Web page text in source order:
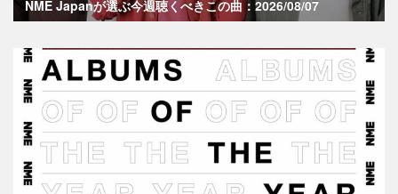
NME Japanが選ぶ今週聴くべきこの曲：2026/08/07